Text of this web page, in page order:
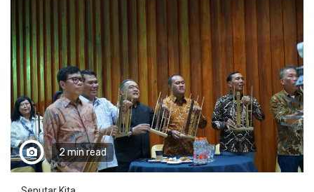
2 min read